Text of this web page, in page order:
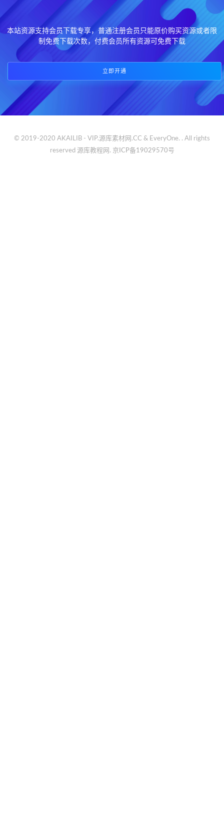
本站资源支持会员下载专享，普通注册会员只能原价购买资源或者限
制免费下载次数，付费会员所有资源可免费下载
立即开通
© 2019-2020 AKAILIB - VIP.源库素材网.CC & EveryOne. . All rights
reserved 源库教程网. 京ICP备19029570号